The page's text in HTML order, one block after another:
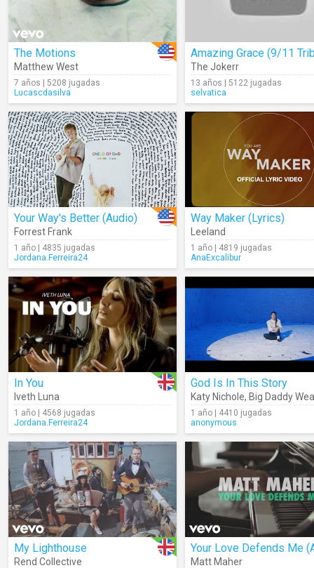
The Motions
Matthew West
7 años | 5208 jugadas
Lucascdasilva
The Jokerr
13 años | 5122 jugadas
selvatica
Your Way's Better (Audio)
Forrest Frank
1 año | 4835 jugadas
Jordana.Ferreira24
Way Maker (Lyrics)
Leeland
1 año | 4819 jugadas
AnaExcalibur
In You
Iveth Luna
1 año | 4568 jugadas
Jordana.Ferreira24
God Is In This Story
Katy Nichole, Big Daddy
1 año | 4410 jugadas
anonymous
My Lighthouse
Rend Collective Matt Maher